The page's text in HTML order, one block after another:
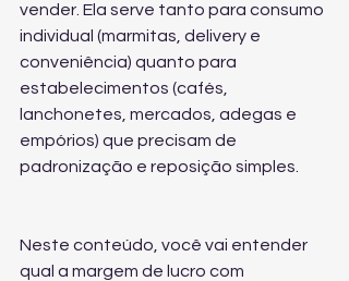
vender. Ela serve tanto para consumo
individual (marmitas, delivery e
conveniência) quanto para
estabelecimentos (cafés,
lanchonetes, mercados, adegas e
empórios) que precisam de
padronização e reposição simples.
Neste conteúdo, você vai entender
qual a margem de lucro com